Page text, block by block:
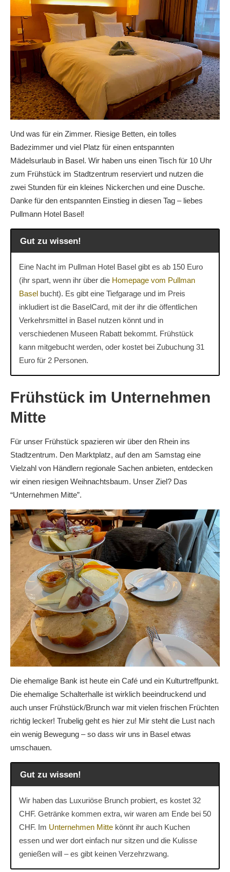
Und was für ein Zimmer. Riesige Betten, ein tolles
Badezimmer und viel Platz für einen entspannten
Mädelsurlaub in Basel. Wir haben uns einen Tisch für 10 Uhr
zum Frühstück im Stadtzentrum reserviert und nutzen die
zwei Stunden für ein kleines Nickerchen und eine Dusche.
Danke für den entspannten Einstieg in diesen Tag – liebes
Pullmann Hotel Basel!
Gut zu wissen!
Eine Nacht im Pullman Hotel Basel gibt es ab 150 Euro
(ihr spart, wenn ihr über die Homepage vom Pullman
Basel bucht). Es gibt eine Tiefgarage und im Preis
inkludiert ist die BaselCard, mit der ihr die öffentlichen
Verkehrsmittel in Basel nutzen könnt und in
verschiedenen Museen Rabatt bekommt. Frühstück
kann mitgebucht werden, oder kostet bei Zubuchung 31
Euro für 2 Personen.
Frühstück im Unternehmen
Mitte
Für unser Frühstück spazieren wir über den Rhein ins
Stadtzentrum. Den Marktplatz, auf den am Samstag eine
Vielzahl von Händlern regionale Sachen anbieten, entdecken
wir einen riesigen Weihnachtsbaum. Unser Ziel? Das
“Unternehmen Mitte”.
Die ehemalige Bank ist heute ein Café und ein Kulturtreffpunkt.
Die ehemalige Schalterhalle ist wirklich beeindruckend und
auch unser Frühstück/Brunch war mit vielen frischen Früchten
richtig lecker! Trubelig geht es hier zu! Mir steht die Lust nach
ein wenig Bewegung – so dass wir uns in Basel etwas
umschauen.
Gut zu wissen!
Wir haben das Luxuriöse Brunch probiert, es kostet 32
CHF. Getränke kommen extra, wir waren am Ende bei 50
CHF. Im Unternehmen Mitte könnt ihr auch Kuchen
essen und wer dort einfach nur sitzen und die Kulisse
genießen will – es gibt keinen Verzehrzwang.